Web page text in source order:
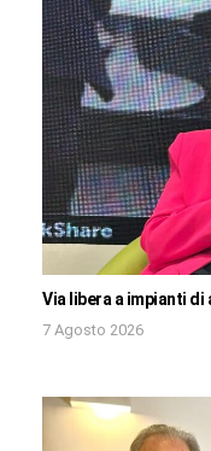
Via libera a impianti di
7 Agosto 2026